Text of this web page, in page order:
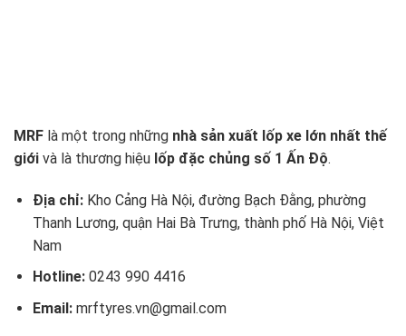
MRF là một trong những nhà sản xuất lốp xe lớn nhất thế
giới và là thương hiệu lốp đặc chủng số 1 Ấn Độ.
Địa chỉ:Kho Cảng Hà Nội, đường Bạch Đằng, phường
Thanh Lương, quận Hai Bà Trưng, thành phố Hà Nội, Việt
Nam
Hotline: 0243 990 4416
Email: mrftyres.vn@gmail.com